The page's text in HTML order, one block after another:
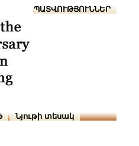
ՆԱԽԱՊԱՏՎՈՒԹՅՈՒՆՆԵՐ
Նյութի տեսակ